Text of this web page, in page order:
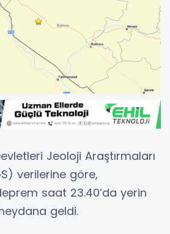
Jeoloji Araştırmaları
verilerine göre,
saat 23.40’da yerin
geldi.